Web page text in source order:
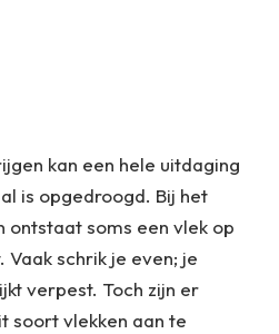
kan een hele uitdaging
is opgedroogd. Bij het
ontstaat soms een vlek op
schrik je even; je
verpest. Toch zijn er
soort vlekken aan te